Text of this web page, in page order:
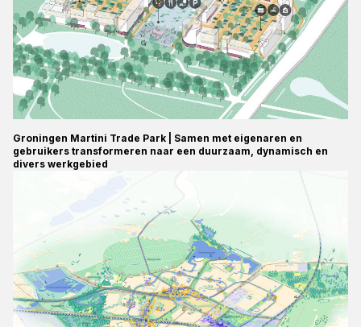
Groningen Martini Trade Park | Samen met eigenaren en
gebruikers transformeren naar een duurzaam, dynamisch en
divers werkgebied